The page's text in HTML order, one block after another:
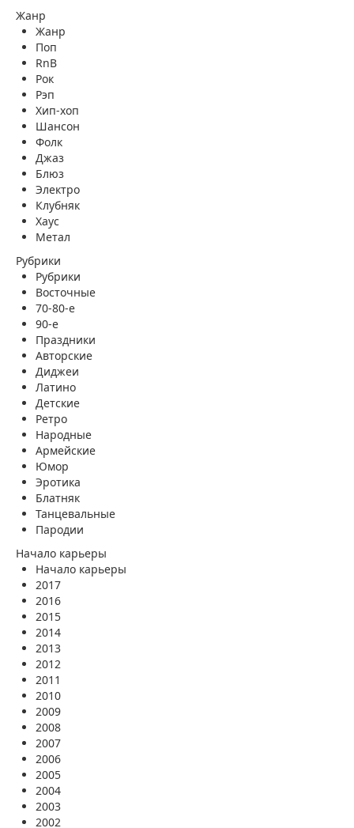
Жанр
Жанр
Поп
RnB
Рок
Рэп
Хип-хоп
Шансон
Фолк
Джаз
Блюз
Электро
Клубняк
Хаус
Метал
Рубрики
Рубрики
Восточные
70-80-е
90-е
Праздники
Авторские
Диджеи
Латино
Детские
Ретро
Народные
Армейские
Юмор
Эротика
Блатняк
Танцевальные
Пародии
Начало карьеры
Начало карьеры
2017
2016
2015
2014
2013
2012
2011
2010
2009
2008
2007
2006
2005
2004
2003
2002